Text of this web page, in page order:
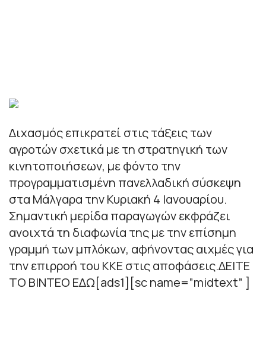
Διχασμός επικρατεί στις τάξεις των
αγροτών σχετικά με τη στρατηγική των
κινητοποιήσεων, με φόντο την
προγραμματισμένη πανελλαδική σύσκεψη
στα Μάλγαρα την Κυριακή 4 Ιανουαρίου.
Σημαντική μερίδα παραγωγών εκφράζει
ανοιχτά τη διαφωνία της με την επίσημη
γραμμή των μπλόκων, αφήνοντας αιχμές για
την επιρροή του ΚΚΕ στις αποφάσεις.ΔΕΙΤΕ
ΤΟ ΒΙΝΤΕΟ ΕΔΩ[ads1][sc name=”midtext” ]